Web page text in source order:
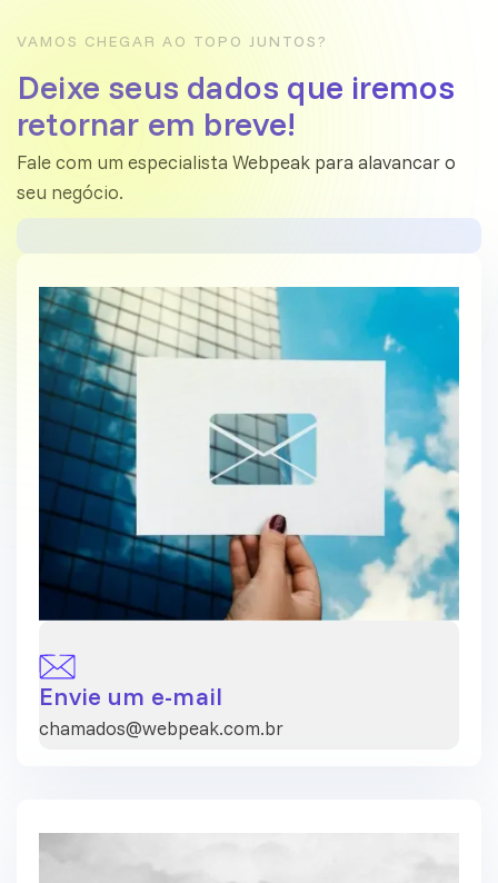
VAMOS CHEGAR AO TOPO JUNTOS?
Deixe seus dados que iremos
retornar em breve!
Fale com um especialista Webpeak para alavancar o
seu negócio.
Envie um e-mail
chamados@webpeak.com.br